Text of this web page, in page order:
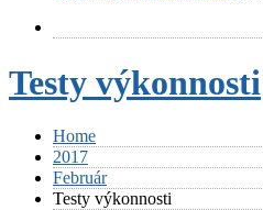
Testy výkonnosti
Home
2017
Február
Testy výkonnosti